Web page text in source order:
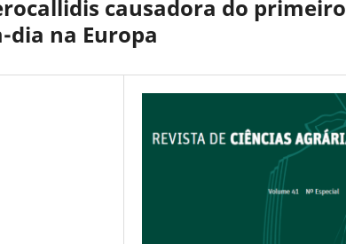
causadora do primeiro
na Europa